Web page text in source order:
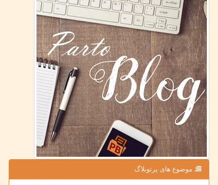
موضوع های پرتوبلاگ